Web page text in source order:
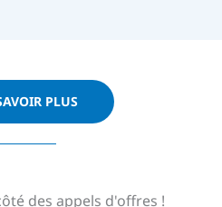
PLUS
des appels d'offres !